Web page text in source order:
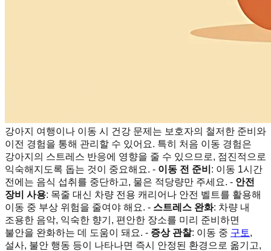
강아지 여행이나 이동 시 건강 문제는 보호자의 철저한 준비와
이전 경험을 통해 관리할 수 있어요. 특히 처음 이동 경험은
강아지의 스트레스 반응에 영향을 줄 수 있으므로, 점진적으로
익숙해지도록 돕는 것이 중요해요. - 이동 전 준비 : 이동 1시간
전에는 음식 섭취를 중단하고, 물은 적당량만 주세요. - 안전
장비 사용: 목줄 대신 차량 전용 캐리어나 안전 벨트를 활용해
이동 중 부상 위험을 줄여야 해요. - 스트레스 완화: 차량 내
조용한 음악, 익숙한 향기, 편안한 장소를 미리 준비하면
불안을 완화하는 데 도움이 돼요. - 증상 관찰: 이동 중 구토,
설사, 불안 행동 등이 나타나면 즉시 안정된 환경으로 옮기고,